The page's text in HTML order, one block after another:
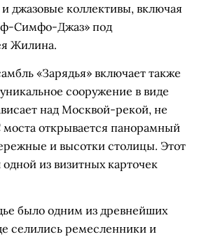
джазовые коллективы, включая
Симфо-Джаз» под
Жилина.
«Зарядья» включает также
сооружение в виде
над Москвой-рекой, не
открывается панорамный
и высотки столицы. Этот
из визитных карточек
было одним из древнейших
селились ремесленники и